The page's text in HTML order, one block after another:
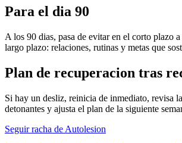
Para el dia 90
A los 90 dias, pasa de evitar en el corto plazo
largo plazo: relaciones, rutinas y metas que
Plan de recuperacion tras
Si hay un desliz, reinicia de inmediato, revisa
detonantes y ajusta el plan de la siguiente
Seguir racha de Autolesion